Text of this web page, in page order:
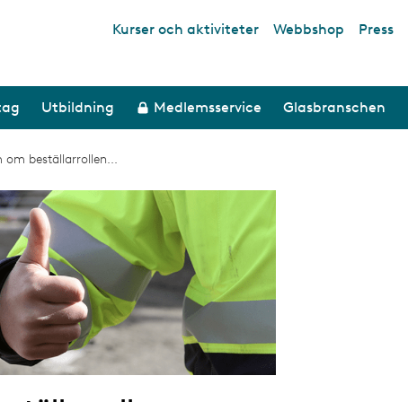
Top links
Kurser och aktiviteter Webbshop Press
Utbildning Medlemsservice Glasbranschen
om beställarrollen...